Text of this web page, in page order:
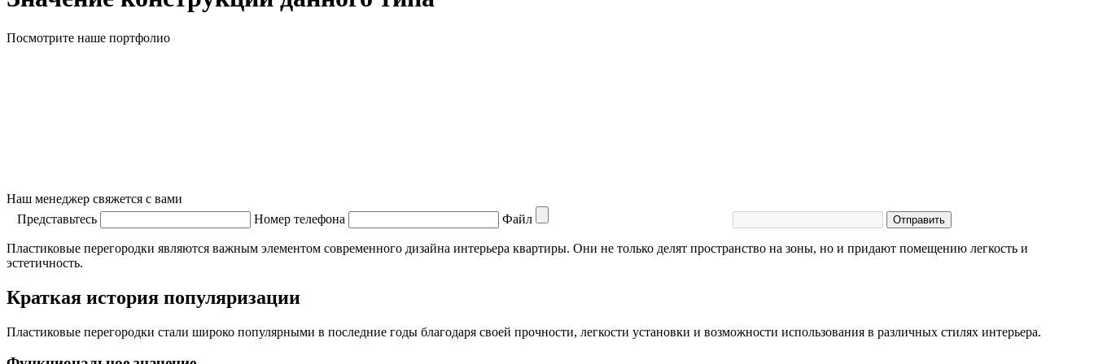
Посмотрите наше портфолио
Наш менеджер свяжется с вами
Представьтесь
Номер телефона Файл Отправить
Пластиковые перегородки являются важным элементом современного дизайна интерьера квартиры. Они не только делят пространство на зоны, но и придают помещению легкость и
эстетичность.
Краткая история популяризации
Пластиковые перегородки стали широко популярными в последние годы благодаря своей прочности, легкости установки и возможности использования в различных стилях интерьера.